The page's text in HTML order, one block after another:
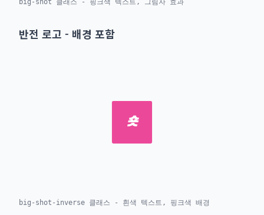
big-shot 클래스 - 핑크색 텍스트, 그림자 효과
반전 로고 - 배경 포함
숏
big-shot-inverse 클래스 - 흰색 텍스트, 핑크색 배경